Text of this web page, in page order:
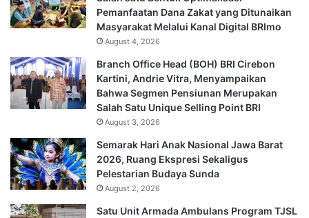
Pemanfaatan Dana Zakat yang Ditunaikan
Masyarakat Melalui Kanal Digital BRImo
August 4, 2026
Branch Office Head (BOH) BRI Cirebon
Kartini, Andrie Vitra, Menyampaikan
Bahwa Segmen Pensiunan Merupakan
Salah Satu Unique Selling Point BRI
August 3, 2026
Semarak Hari Anak Nasional Jawa Barat
2026, Ruang Ekspresi Sekaligus
Pelestarian Budaya Sunda
August 2, 2026
Satu Unit Armada Ambulans Program TJSL